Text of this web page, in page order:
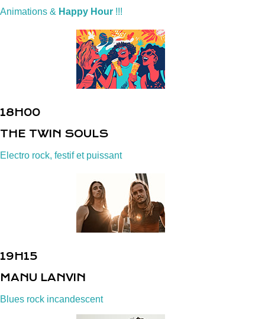
Animations & Happy Hour !!!
18H00
THE TWIN SOULS
Electro rock, festif et puissant
19H15
MANU LANVIN
Blues rock incandescent